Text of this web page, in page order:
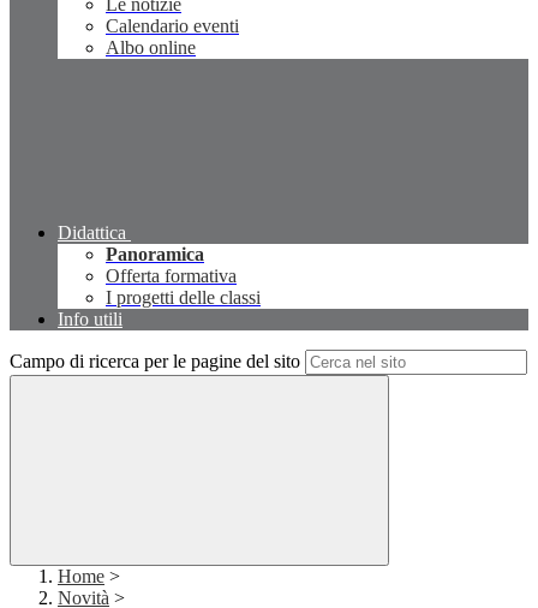
Le notizie
Calendario eventi
Albo online
Didattica
Panoramica
Offerta formativa
I progetti delle classi
Info utili
Campo di ricerca per le pagine del sito
Home >
Novità >